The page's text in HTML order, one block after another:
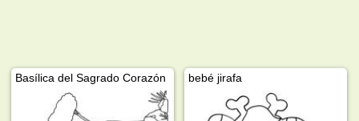
Basílica del Sagrado Corazón bebé jirafa